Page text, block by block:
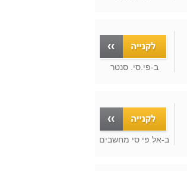
ב-פי.סי. סנטר
ב-אל פי סי מחשבים